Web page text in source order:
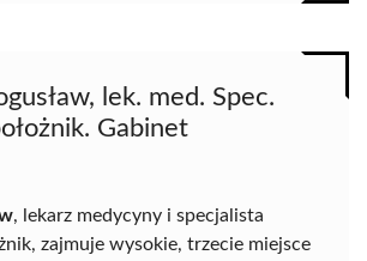
lek. med. Spec.
Gabinet
, lekarz medycyny i specjalista
zajmuje wysokie, trzecie miejsce